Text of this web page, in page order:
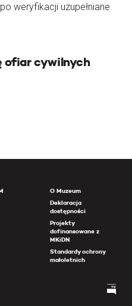
weryfikacji uzupełniane
ofiar cywilnych
O Muzeum
Deklaracja
dostępności
Projekty
dofinansowane z
MKiDN
Standardy ochrony
małoletnich